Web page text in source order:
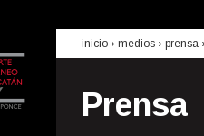
inicio › medios › prensa
Prensa